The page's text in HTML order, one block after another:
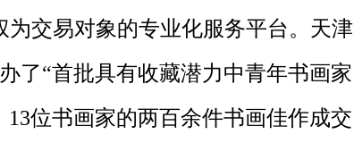
交易对象的专业化服务平台。天津
了“首批具有收藏潜力中青年书画家
位书画家的两百余件书画佳作成交